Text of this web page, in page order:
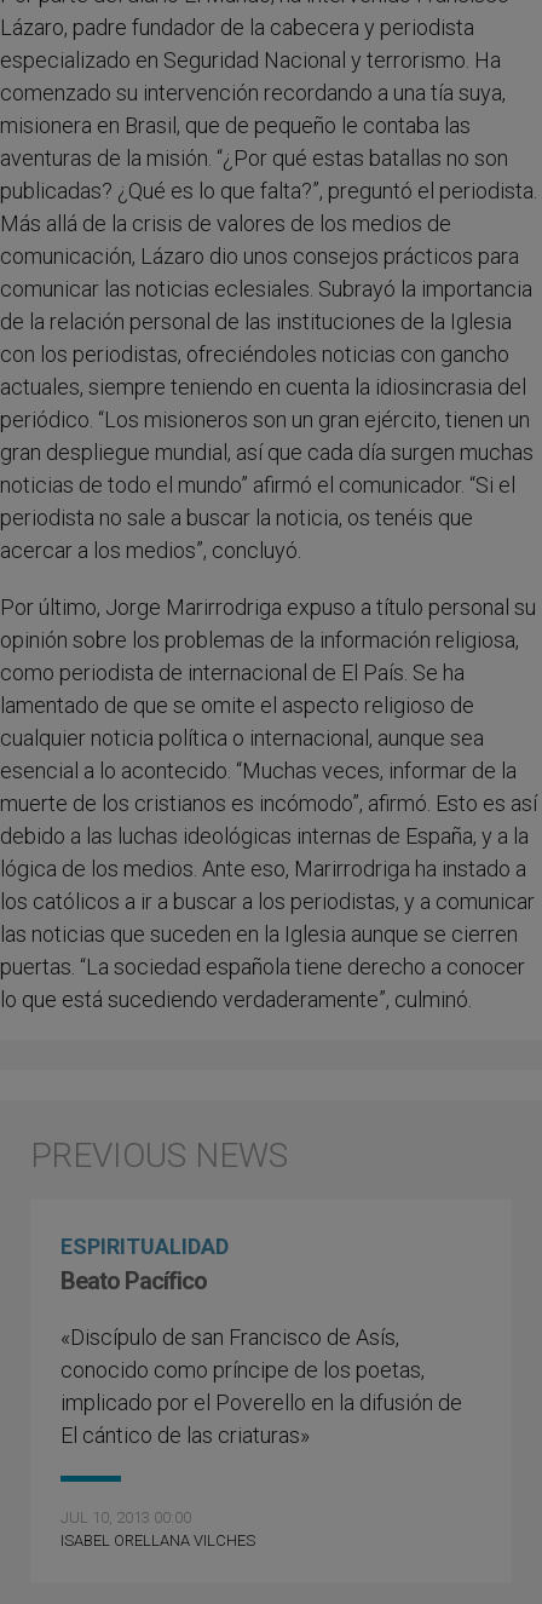
Lázaro, padre fundador de la cabecera y periodista
especializado en Seguridad Nacional y terrorismo. Ha
comenzado su intervención recordando a una tía suya,
misionera en Brasil, que de pequeño le contaba las
aventuras de la misión. “¿Por qué estas batallas no son
publicadas? ¿Qué es lo que falta?”, preguntó el periodista.
Más allá de la crisis de valores de los medios de
comunicación, Lázaro dio unos consejos prácticos para
comunicar las noticias eclesiales. Subrayó la importancia
de la relación personal de las instituciones de la Iglesia
con los periodistas, ofreciéndoles noticias con gancho
actuales, siempre teniendo en cuenta la idiosincrasia del
periódico. “Los misioneros son un gran ejército, tienen un
gran despliegue mundial, así que cada día surgen muchas
noticias de todo el mundo” afirmó el comunicador. “Si el
periodista no sale a buscar la noticia, os tenéis que
acercar a los medios”, concluyó.
Por último, Jorge Marirrodriga expuso a título personal su
opinión sobre los problemas de la información religiosa,
como periodista de internacional de El País. Se ha
lamentado de que se omite el aspecto religioso de
cualquier noticia política o internacional, aunque sea
esencial a lo acontecido. “Muchas veces, informar de la
muerte de los cristianos es incómodo”, afirmó. Esto es así
debido a las luchas ideológicas internas de España, y a la
lógica de los medios. Ante eso, Marirrodriga ha instado a
los católicos a ir a buscar a los periodistas, y a comunicar
las noticias que suceden en la Iglesia aunque se cierren
puertas. “La sociedad española tiene derecho a conocer
lo que está sucediendo verdaderamente”, culminó.
ESPIRITUALIDAD
Beato Pacífico
«Discípulo de san Francisco de Asís,
conocido como príncipe de los poetas,
implicado por el Poverello en la difusión de
El cántico de las criaturas»
JUL 10, 2013 00:00
ISABEL ORELLANA VILCHES